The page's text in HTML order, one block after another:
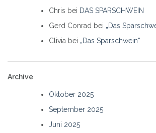
Chris bei DAS SPARSCHWEIN
Gerd Conrad bei „Das
Clivia bei „Das Sparschwein“
Archive
Oktober 2025
September 2025
Juni 2025